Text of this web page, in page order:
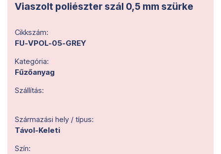
Viaszolt poliészter szál 0,5 mm szürke
Cikkszám:
FU-VPOL-05-GREY
Kategória:
Fűzőanyag
Szállítás:
Származási hely / típus:
Távol-Keleti
Szín: